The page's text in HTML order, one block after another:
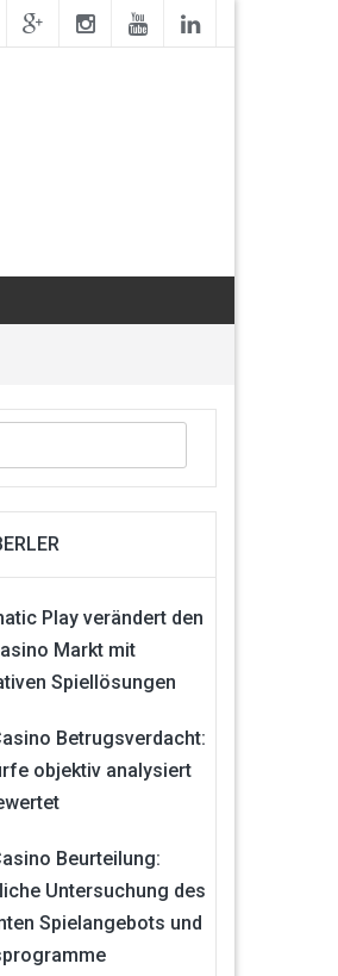
Play verändert den
Markt mit
Spiellösungen
Betrugsverdacht:
objektiv analysiert
Beurteilung:
Untersuchung des
Spielangebots und